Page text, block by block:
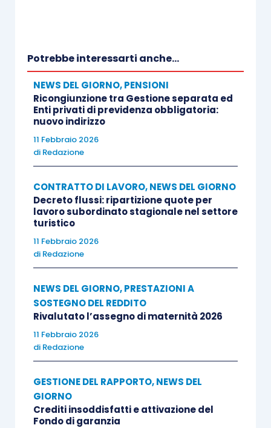
Potrebbe interessarti anche...
NEWS DEL GIORNO,PENSIONI
Ricongiunzione tra Gestione separata ed
Enti privati di previdenza obbligatoria:
nuovo indirizzo
11 Febbraio 2026
di Redazione
CONTRATTO DI LAVORO,NEWS DEL GIORNO
Decreto flussi: ripartizione quote per
lavoro subordinato stagionale nel settore
turistico
11 Febbraio 2026
di Redazione
NEWS DEL GIORNO,PRESTAZIONI A
SOSTEGNO DEL REDDITO
Rivalutato l’assegno di maternità 2026
11 Febbraio 2026
di Redazione
GESTIONE DEL RAPPORTO,NEWS DEL
GIORNO
Crediti insoddisfatti e attivazione del
Fondo di garanzia